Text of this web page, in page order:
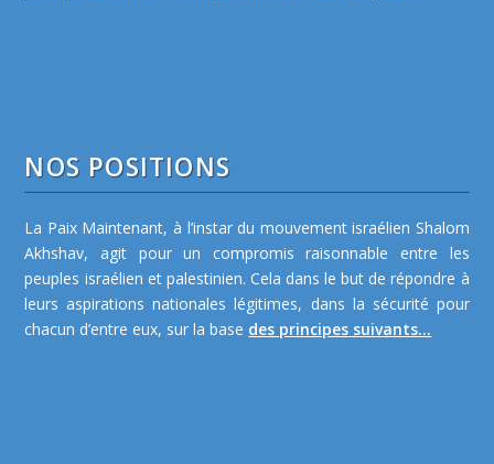
NOS POSITIONS
La Paix Maintenant, à l’instar du mouvement israélien Shalom
Akhshav, agit pour un compromis raisonnable entre les
peuples israélien et palestinien. Cela dans le but de répondre à
leurs aspirations nationales légitimes, dans la sécurité pour
chacun d’entre eux, sur la base des principes suivants...